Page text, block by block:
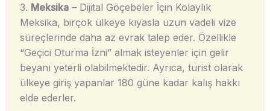
3. Meksika– Dijital Göçebeler İçin Kolaylık
Meksika, birçok ülkeye kıyasla uzun vadeli vize
süreçlerinde daha az evrak talep eder. Özellikle
“Geçici Oturma İzni” almak isteyenler için gelir
beyanı yeterli olabilmektedir. Ayrıca, turist olarak
ülkeye giriş yapanlar 180 güne kadar kalış hakkı
elde ederler.